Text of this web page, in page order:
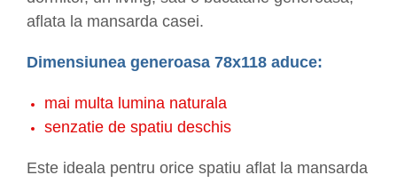
aflata la mansarda casei.
Dimensiunea generoasa 78x118 aduce:
mai multa lumina naturala
senzatie de spatiu deschis
Este ideala pentru orice spatiu aflat la mansarda